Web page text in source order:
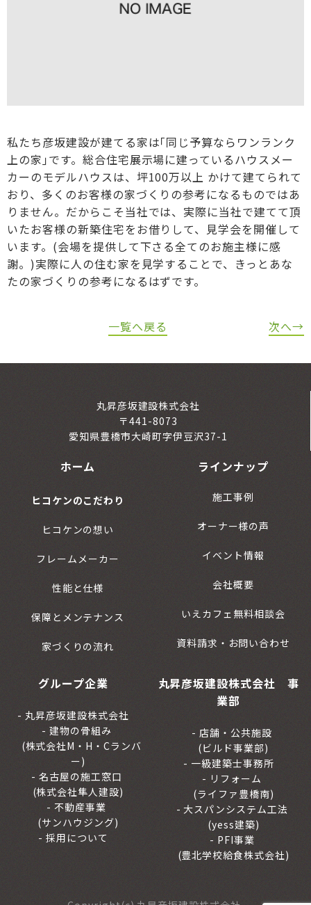
私たち彦坂建設が建てる家は｢同じ予算ならワンランク
上の家｣です。総合住宅展示場に建っているハウスメー
カーのモデルハウスは、坪100万以上 かけて建てられて
おり、多くのお客様の家づくりの参考になるものではあ
りません。だからこそ当社では、実際に当社で建てて頂
いたお客様の新築住宅をお借りして、見学会を開催して
います。(会場を提供して下さる全てのお施主様に感
謝。)実際に人の住む家を見学することで、きっとあな
たの家づくりの参考になるはずです。
一覧へ戻る 次へ→
丸昇彦坂建設株式会社
〒441-8073
愛知県豊橋市大崎町字伊豆沢37-1
ホーム
ヒコケンのこだわり
ヒコケンの想い
フレームメーカー
性能と仕様
保障とメンテナンス
家づくりの流れ
ラインナップ
施工事例
オーナー様の声
イベント情報
会社概要
いえカフェ無料相談会
資料請求・お問い合わせ
グループ企業
丸昇彦坂建設株式会社
建物の骨組み
(株式会社M・H・Cランバ
ー)
名古屋の施工窓口
(株式会社隼人建設)
不動産事業
(サンハウジング)
採用について
丸昇彦坂建設株式会社 事
業部
店舗・公共施設
(ビルド事業部)
一級建築士事務所
リフォーム
(ライファ豊橋南)
大スパンシステム工法
(yess建築)
PFI事業
(豊北学校給食株式会社)